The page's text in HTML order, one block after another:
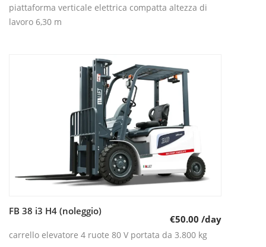
piattaforma verticale elettrica compatta altezza di
lavoro 6,30 m
Leggi tutto
FB 38 i3 H4 (noleggio)
€50.00 /day
carrello elevatore 4 ruote 80 V portata da 3.800 kg